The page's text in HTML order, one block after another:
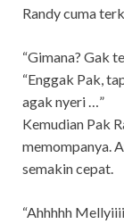
Randy cuma
“Gimana? Gak
“Enggak Pak,
agak nyeri …”
Kemudian Pak
memompanya.
semakin cepat.
“Ahhhhh